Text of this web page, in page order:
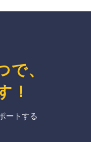
で、
！
ートする